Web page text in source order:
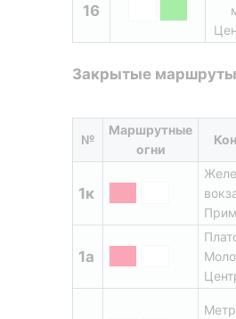
16
Закрытые маршруты
№
Маршрутные
огни
1к
1a